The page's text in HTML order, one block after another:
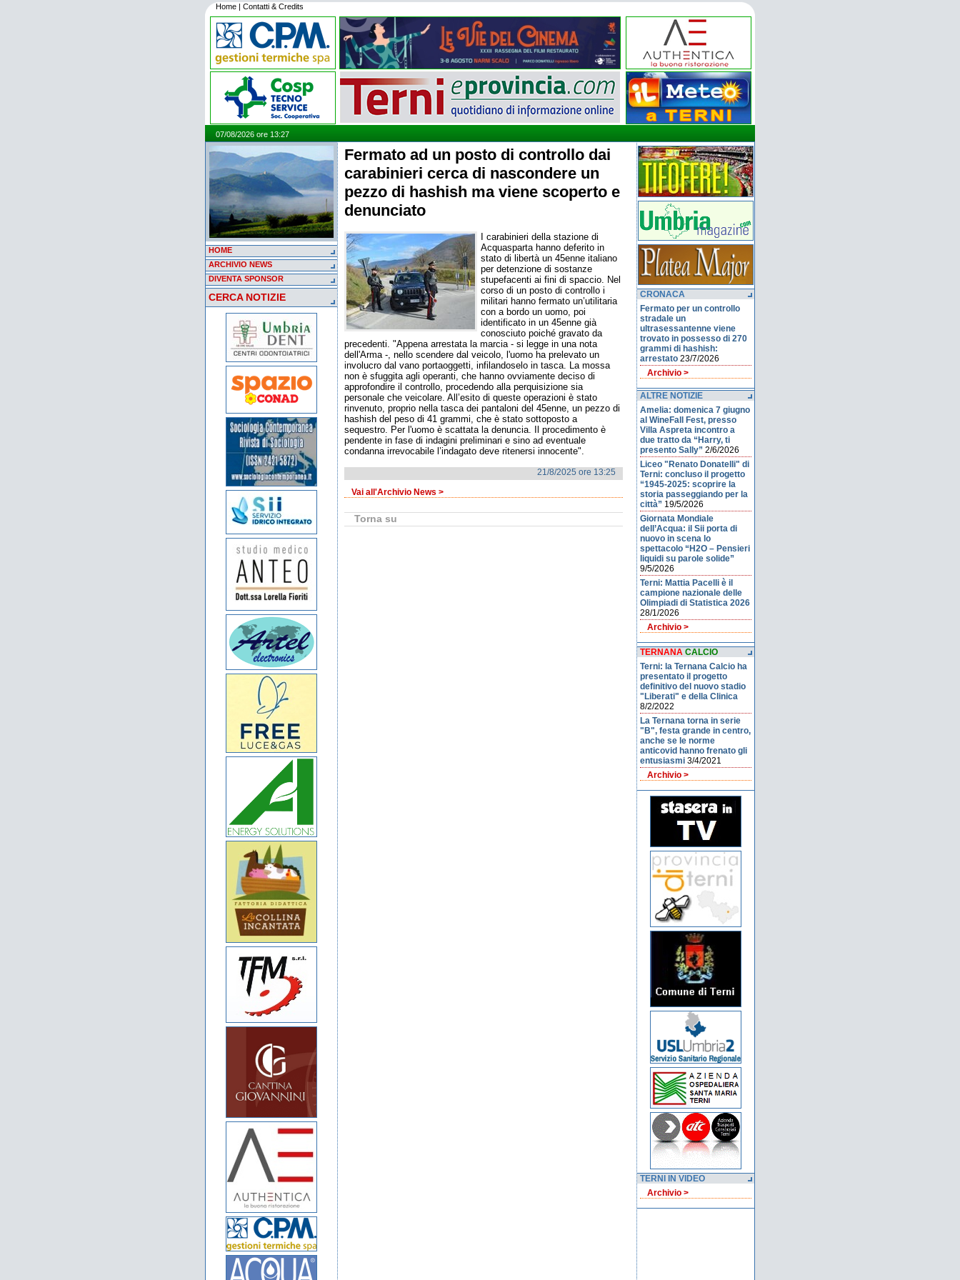
Home | Contatti & Credits
07/08/2026 ore 13:27
HOME
ARCHIVIO NEWS
DIVENTA SPONSOR
CERCA NOTIZIE
CRONACA
Fermato per un controllo
stradale un
ultrasessantenne viene
trovato in possesso di 270
grammi di hashish:
arrestato 23/7/2026
Archivio >
ALTRE NOTIZIE
Amelia: domenica 7 giugno
al WineFall Fest, presso
Villa Aspreta incontro a
due tratto da “Harry, ti
presento Sally” 2/6/2026
Liceo "Renato Donatelli" di
Terni: concluso il progetto
“1945-2025: scoprire la
storia passeggiando per la
città” 19/5/2026
Giornata Mondiale
dell’Acqua: il Sii porta di
nuovo in scena lo
spettacolo “H2O – Pensieri
liquidi su parole solide”
9/5/2026
Terni: Mattia Pacelli è il
campione nazionale delle
Olimpiadi di Statistica 2026
28/1/2026
Archivio >
TERNANA CALCIO
Terni: la Ternana Calcio ha
presentato il progetto
definitivo del nuovo stadio
"Liberati" e della Clinica
8/2/2022
La Ternana torna in serie
"B", festa grande in centro,
anche se le norme
anticovid hanno frenato gli
entusiasmi 3/4/2021
Archivio >
TERNI IN VIDEO
Archivio >
Fermato ad un posto di controllo dai
carabinieri cerca di nascondere un
pezzo di hashish ma viene scoperto e
denunciato
I carabinieri della stazione di
Acquasparta hanno deferito in
stato di libertà un 45enne italiano
per detenzione di sostanze
stupefacenti ai fini di spaccio. Nel
corso di un posto di controllo i
militari hanno fermato un’utilitaria
con a bordo un uomo, poi
identificato in un 45enne già
conosciuto poiché gravato da
precedenti. "Appena arrestata la marcia - si legge in una nota
dell'Arma -, nello scendere dal veicolo, l'uomo ha prelevato un
involucro dal vano portaoggetti, infilandoselo in tasca. La mossa
non è sfuggita agli operanti, che hanno ovviamente deciso di
approfondire il controllo, procedendo alla perquisizione sia
personale che veicolare. All’esito di queste operazioni è stato
rinvenuto, proprio nella tasca dei pantaloni del 45enne, un pezzo di
hashish del peso di 41 grammi, che è stato sottoposto a
sequestro. Per l'uomo è scattata la denuncia. Il procedimento è
pendente in fase di indagini preliminari e sino ad eventuale
condanna irrevocabile l’indagato deve ritenersi innocente".
21/8/2025 ore 13:25
Vai all'Archivio News >
Torna su